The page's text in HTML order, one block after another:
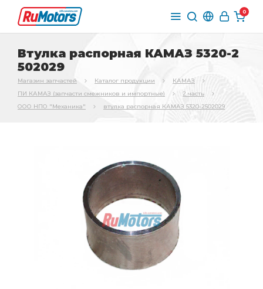
0
Втулка распорная КАМАЗ 5320-2
502029
Магазин запчастей Каталог продукции
КАМАЗ
ПИ КАМАЗ (запчасти смежников и импортные)
2 часть
ООО НПО "Механика"
втулка распорная КАМАЗ 5320-2502029